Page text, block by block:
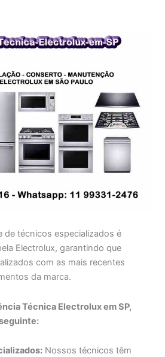
de técnicos especializados é
Electrolux, garantindo que
com as mais recentes
da marca.
Técnica Electrolux em SP,
Nossos técnicos têm